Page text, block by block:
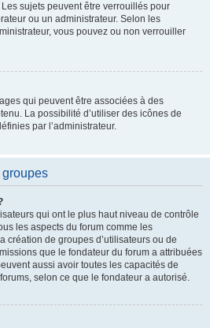
sujets peuvent être verrouillés pour
ou un administrateur. Selon les
vous pouvez ou non verrouiller
qui peuvent être associées à des
La possibilité d’utiliser des icônes de
par l’administrateur.
groupes
qui ont le plus haut niveau de contrôle
les aspects du forum comme les
création de groupes d’utilisateurs ou de
que le fondateur du forum a attribuées
aussi avoir toutes les capacités de
selon ce que le fondateur a autorisé.